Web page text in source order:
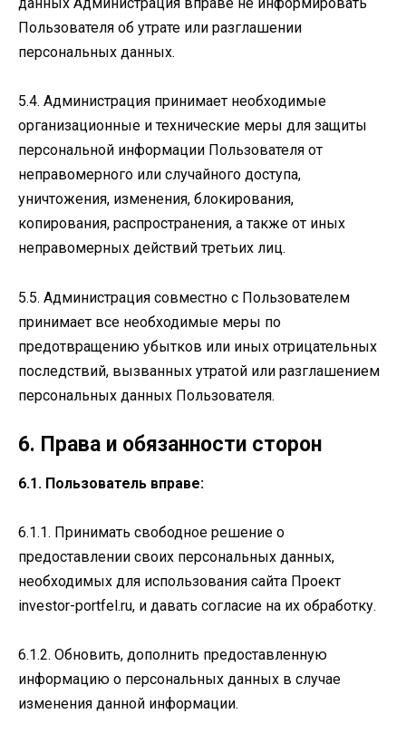
Пользователя об утрате или разглашении
персональных данных.
5.4. Администрация принимает необходимые
организационные и технические меры для защиты
персональной информации Пользователя от
неправомерного или случайного доступа,
уничтожения, изменения, блокирования,
копирования, распространения, а также от иных
неправомерных действий третьих лиц.
5.5. Администрация совместно с Пользователем
принимает все необходимые меры по
предотвращению убытков или иных отрицательных
последствий, вызванных утратой или разглашением
персональных данных Пользователя.
6. Права и обязанности сторон
6.1. Пользователь вправе:
6.1.1. Принимать свободное решение о
предоставлении своих персональных данных,
необходимых для использования сайта Проект
investor-portfel.ru, и давать согласие на их обработку.
6.1.2. Обновить, дополнить предоставленную
информацию о персональных данных в случае
изменения данной информации.